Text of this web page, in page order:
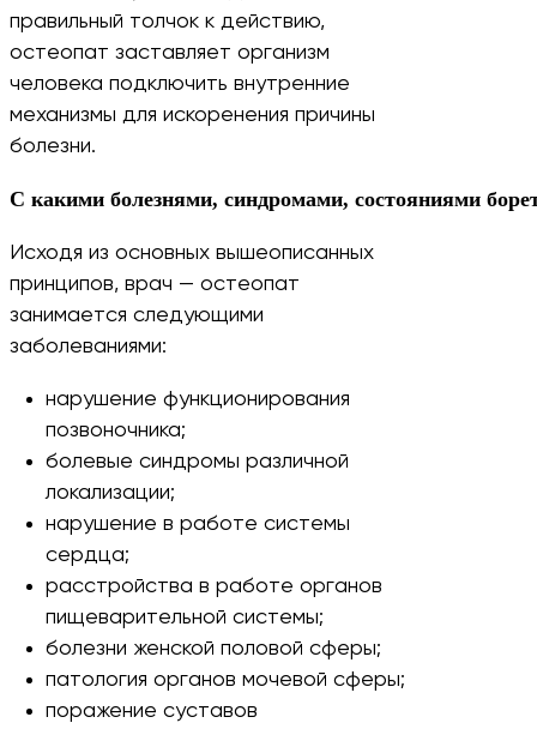
правильный толчок к действию,
остеопат заставляет организм
человека подключить внутренние
механизмы для искоренения причины
болезни.
С какими болезнями, синдромами, состояниями
Исходя из основных вышеописанных
принципов, врач — остеопат
занимается следующими
заболеваниями:
нарушение функционирования
позвоночника;
болевые синдромы различной
локализации;
нарушение в работе системы
сердца;
расстройства в работе органов
пищеварительной системы;
болезни женской половой сферы;
патология органов мочевой сферы;
поражение суставов